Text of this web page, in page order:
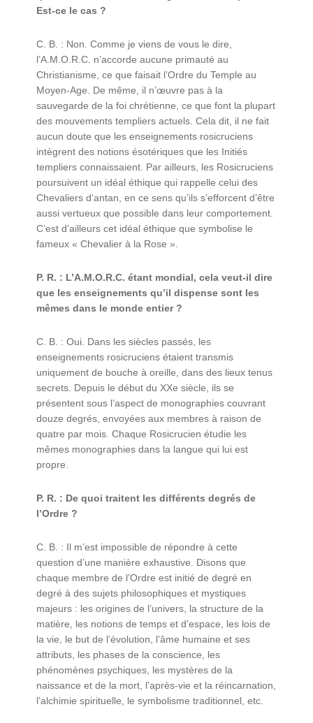
Est-ce le cas ?
C. B. : Non. Comme je viens de vous le dire,
l’A.M.O.R.C. n’accorde aucune primauté au
Christianisme, ce que faisait l’Ordre du Temple au
Moyen-Age. De même, il n’œuvre pas à la
sauvegarde de la foi chrétienne, ce que font la plupart
des mouvements templiers actuels. Cela dit, il ne fait
aucun doute que les enseignements rosicruciens
intègrent des notions ésotériques que les Initiés
templiers connaissaient. Par ailleurs, les Rosicruciens
poursuivent un idéal éthique qui rappelle celui des
Chevaliers d’antan, en ce sens qu’ils s’efforcent d’être
aussi vertueux que possible dans leur comportement.
C’est d’ailleurs cet idéal éthique que symbolise le
fameux « Chevalier à la Rose ».
P. R. : L’A.M.O.R.C. étant mondial, cela veut-il dire
que les enseignements qu’il dispense sont les
mêmes dans le monde entier ?
C. B. : Oui. Dans les siècles passés, les
enseignements rosicruciens étaient transmis
uniquement de bouche à oreille, dans des lieux tenus
secrets. Depuis le début du XXe siècle, ils se
présentent sous l’aspect de monographies couvrant
douze degrés, envoyées aux membres à raison de
quatre par mois. Chaque Rosicrucien étudie les
mêmes monographies dans la langue qui lui est
propre.
P. R. : De quoi traitent les différents degrés de
l’Ordre ?
C. B. : Il m’est impossible de répondre à cette
question d’une manière exhaustive. Disons que
chaque membre de l’Ordre est initié de degré en
degré à des sujets philosophiques et mystiques
majeurs : les origines de l’univers, la structure de la
matière, les notions de temps et d’espace, les lois de
la vie, le but de l’évolution, l’âme humaine et ses
attributs, les phases de la conscience, les
phénomènes psychiques, les mystères de la
naissance et de la mort, l’après-vie et la réincarnation,
l’alchimie spirituelle, le symbolisme traditionnel, etc.